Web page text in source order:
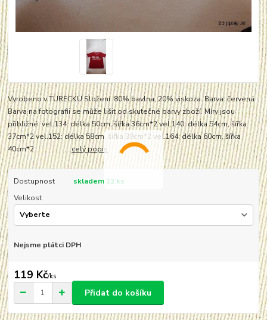
Vyrobeno v TURECKU Složení: 80% bavlna, 20% viskoza. Barva: červená
Barva na fotografii se může lišit od skutečné barvy zboží. Míry jsou
přibližné. vel.134: délka 50cm, šířka 36cm*2 vel.140: délka 54cm, šířka
37cm*2 vel.152: délka 58cm, šířka 39cm*2 vel.164: délka 60cm, šířka
40cm*2 ...celý popis
Dostupnost
skladem 12 ks
Velikost
Nejsme plátci DPH
119 Kč/ks
Přidat do košíku